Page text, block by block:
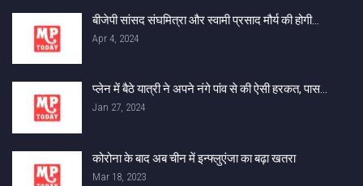
बीजेपी सांसद संघमित्रा और स्वामी प्रसाद मौर्य की होगी…
Apr 4, 2024
प्लेन में बैठे यात्री ने अपने नंगे पांव से की ऐसी हरकत, पास…
Jan 27, 2024
कोरोना के बाद अब चीन में इन्फ्लुएंजा का बढ़ा खतरा
Mar 18, 2023